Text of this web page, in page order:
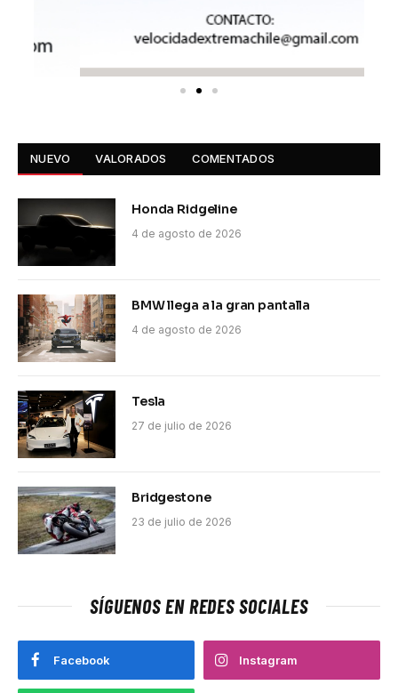
NUEVO VALORADOS COMENTADOS
Honda Ridgeline
4 de agosto de 2026
BMW llega a la gran pantalla
4 de agosto de 2026
Tesla
27 de julio de 2026
Bridgestone
23 de julio de 2026
SÍGUENOS EN REDES SOCIALES
Facebook Instagram